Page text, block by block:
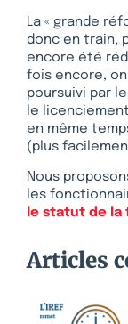
La « grande
donc en train,
encore été
fois encore,
poursuivi par
le
en même
(plus
Nous
les
le statut de
Articles